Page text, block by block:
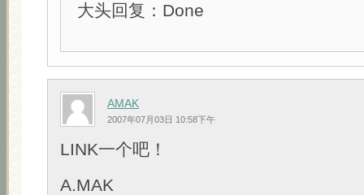
大头回复：Done
AMAK
2007年07月03日 10:58下午
LINK一个吧！
A.MAK